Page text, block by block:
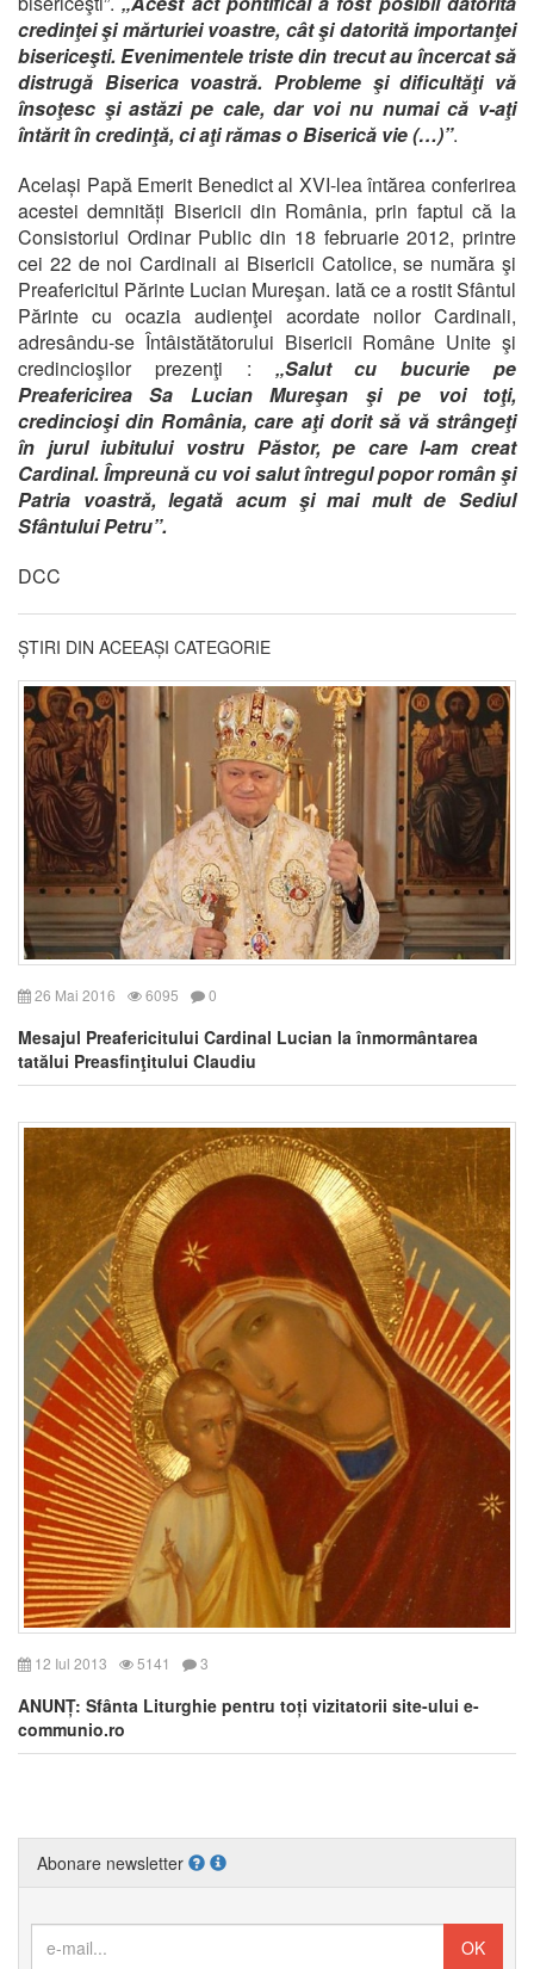
credinţei şi mărturiei voastre, cât şi datorită importanţei
bisericeşti. Evenimentele triste din trecut au încercat să
distrugă Biserica voastră. Probleme şi dificultăţi vă
însoţesc şi astăzi pe cale, dar voi nu numai că v-aţi
întărit în credinţă, ci aţi rămas o Biserică vie (…)”.
Același Papă Emerit Benedict al XVI-lea întărea conferirea
acestei demnități Bisericii din România, prin faptul că la
Consistoriul Ordinar Public din 18 februarie 2012, printre
cei 22 de noi Cardinali ai Bisericii Catolice, se număra şi
Preafericitul Părinte Lucian Mureşan. Iată ce a rostit Sfântul
Părinte cu ocazia audienţei acordate noilor Cardinali,
adresându-se Întâistătătorului Bisericii Române Unite şi
credincioşilor prezenţi : „Salut cu bucurie pe
Preafericirea Sa Lucian Mureşan şi pe voi toţi,
credincioşi din România, care aţi dorit să vă strângeţi
în jurul iubitului vostru Păstor, pe care l-am creat
Cardinal. Împreună cu voi salut întregul popor român şi
Patria voastră, legată acum şi mai mult de Sediul
Sfântului Petru”.
DCC
ȘTIRI DIN ACEEAȘI CATEGORIE
26 Mai 2016 6095 0
Mesajul Preafericitului Cardinal Lucian la înmormântarea
tatălui Preasfinţitului Claudiu
12 Iul 2013 5141 3
ANUNȚ: Sfânta Liturghie pentru toți vizitatorii site-ului e-
communio.ro
Abonare newsletter